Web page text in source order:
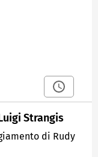
Strangis
di Rudy